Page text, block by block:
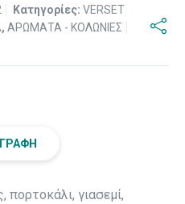
Κατηγορίες: VERSET
, ΑΡΩΜΑΤΑ - ΚΟΛΩΝΙΕΣ
γιασεμί,